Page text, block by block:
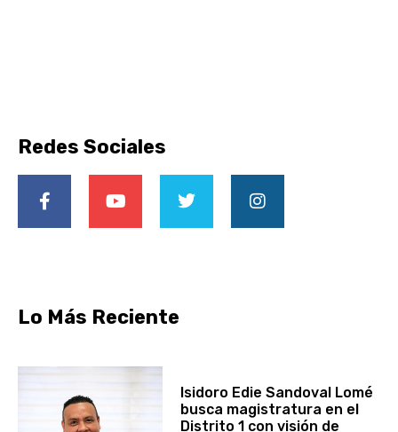
Redes Sociales
Lo Más Reciente
Isidoro Edie Sandoval Lomé
busca magistratura en el
Distrito 1 con visión de